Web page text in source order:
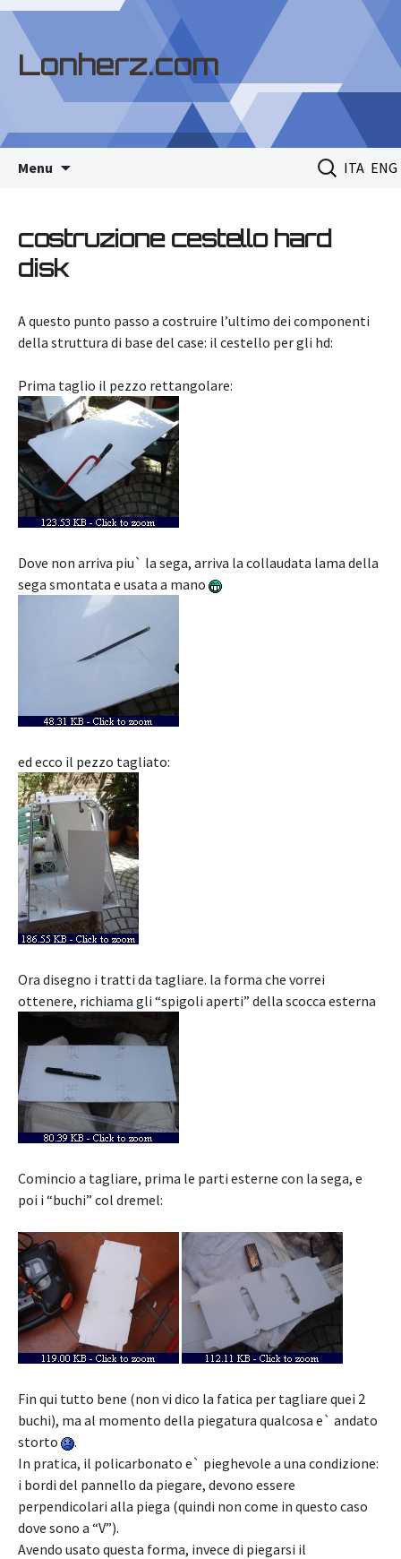
Lonherz.com
Menu ITA ENG
Ricerca
per:
costruzione cestello hard
disk
A questo punto passo a costruire l’ultimo dei componenti
della struttura di base del case: il cestello per gli hd:
Prima taglio il pezzo rettangolare:
Dove non arriva piu` la sega, arriva la collaudata lama della
sega smontata e usata a mano
ed ecco il pezzo tagliato:
Ora disegno i tratti da tagliare. la forma che vorrei
ottenere, richiama gli “spigoli aperti” della scocca esterna
Comincio a tagliare, prima le parti esterne con la sega, e
poi i “buchi” col dremel:
Fin qui tutto bene (non vi dico la fatica per tagliare quei 2
buchi), ma al momento della piegatura qualcosa e` andato
storto
.
In pratica, il policarbonato e` pieghevole a una condizione:
i bordi del pannello da piegare, devono essere
perpendicolari alla piega (quindi non come in questo caso
dove sono a “V”).
Avendo usato questa forma, invece di piegarsi il